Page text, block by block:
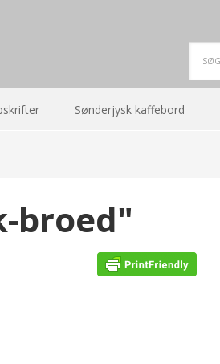
Sønderjysk kaffebord
broed"